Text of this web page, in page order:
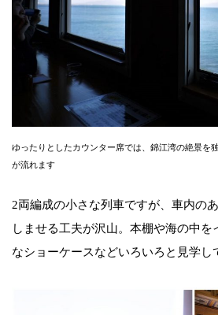
ゆったりとしたカウンター席では、錦江湾の絶景を
が流れます
2両編成の小さな列車ですが、車内の
しませる工夫が沢山。本棚や海の中を
なショーケースなどいろいろと見学し